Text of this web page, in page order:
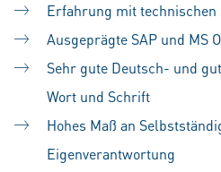
Erfahrung mit technischen
Ausgeprägte SAP und MS
Sehr gute Deutsch- und
Wort und Schrift
Hohes Maß an
Eigenverantwortung